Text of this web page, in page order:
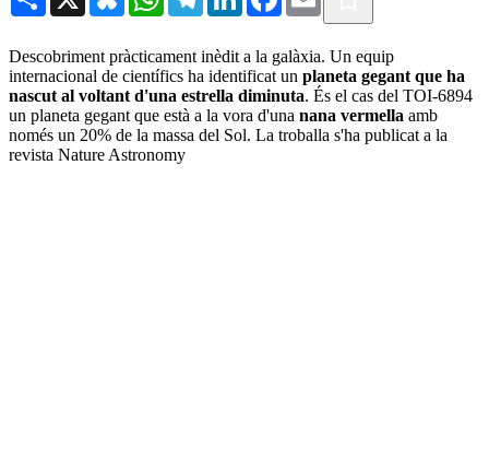
Descobriment pràcticament inèdit a la galàxia. Un equip
internacional de científics ha identificat un planeta gegant que ha
nascut al voltant d'una estrella diminuta. És el cas del TOI-6894
un planeta gegant que està a la vora d'una nana vermella amb
només un 20% de la massa del Sol. La troballa s'ha publicat a la
revista Nature Astronomy